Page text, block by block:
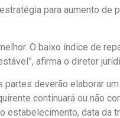
para aumento de
O baixo índice de
afirma o diretor
partes deverão elaborar
continuará ou não
estabelecimento, data da